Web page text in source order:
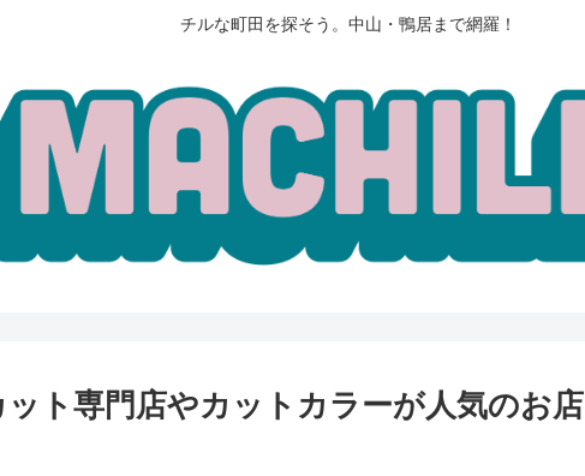
チルな町田を探そう。中山・鴨居まで網羅！
ット専門店やカットカラーが人気のお店